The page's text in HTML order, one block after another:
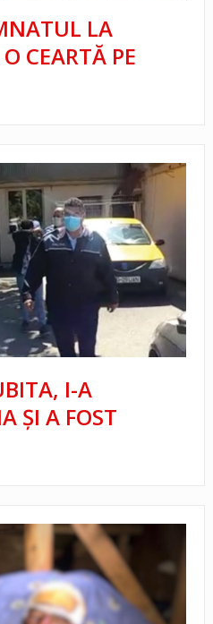
LA
CEARTĂ PE
I-A
ȘI A FOST